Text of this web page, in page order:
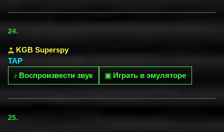
24.
KGB Superspy
TAP
♪ Воспроизвести звук ▣ Играть в эмуляторе
25.